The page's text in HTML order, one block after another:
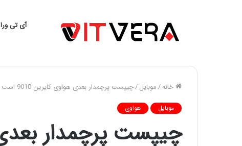
آی تی ورا
خانه/موبایل/چیپست پرچمدار بعدی هواوی کایرین 9010 است
موبایل هواوی